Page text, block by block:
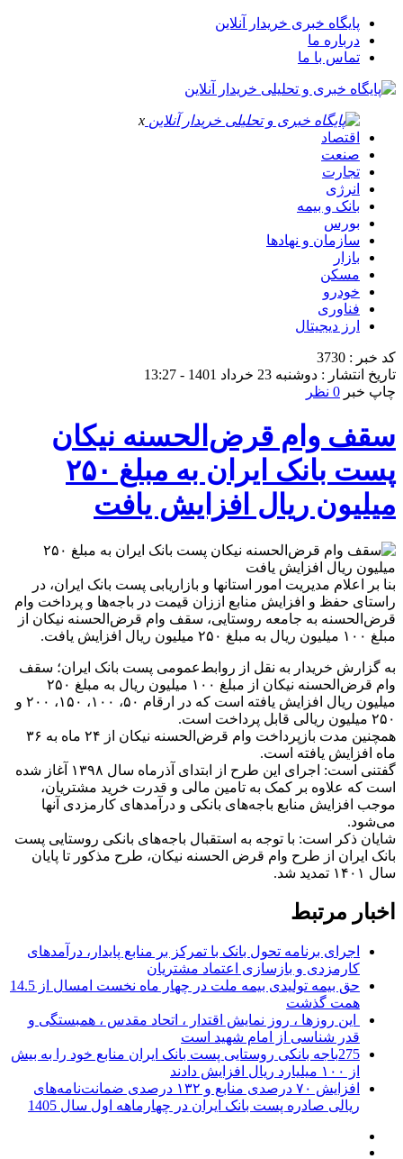
پایگاه خبری خریدار آنلاین
درباره ما
تماس با ما
x
اقتصاد
صنعت
تجارت
انرژی
بانک و بیمه
بورس
سازمان و نهادها
بازار
مسکن
خودرو
فناوری
ارز دیجیتال
کد خبر : 3730
تاریخ انتشار : دوشنبه 23 خرداد 1401 - 13:27
چاپ خبر 0 نظر
سقف وام قرض‌الحسنه نیکان
پست بانک ایران به مبلغ ۲۵۰
میلیون ریال افزایش یافت
بنا بر اعلام مدیریت امور استانها و بازاریابی پست بانک ایران، در
راستای حفظ و افزایش منابع اززان قیمت در باجه‌ها و پرداخت وام
قرض‌الحسنه به جامعه روستایی، سقف وام قرض‌الحسنه نیکان از
مبلغ ۱۰۰ میلیون ریال به مبلغ ۲۵۰ میلیون ریال افزایش یافت.
به گزارش خریدار به نقل از روابط‌عمومی پست بانک ایران؛ سقف
وام قرض‌الحسنه نیکان از مبلغ ۱۰۰ میلیون ریال به مبلغ ۲۵۰
میلیون ریال افزایش یافته است که در ارقام ۵۰، ۱۰۰، ۱۵۰، ۲۰۰ و
۲۵۰ میلیون ریالی قابل پرداخت است.
همچنین مدت بازپرداخت وام قرض‌الحسنه نیکان از ۲۴ ماه به ۳۶
ماه افزایش یافته است.
گفتنی است: اجرای این طرح از ابتدای آذرماه سال ۱۳۹۸ آغاز شده
است که علاوه بر کمک به تامین مالی و قدرت خرید مشتریان،
موجب افزایش منابع باجه‌های بانکی و درآمدهای کارمزدی آنها
می‌شود.
شایان ذکر است: با توجه به استقبال باجه‌های بانکی روستایی پست
بانک ایران از طرح وام قرض الحسنه نیکان، طرح مذكور تا پایان
سال ۱۴۰۱ تمدید شد.
اخبار مرتبط
اجرای برنامه تحول بانک با تمرکز بر منابع پایدار، درآمدهای
کارمزدی و بازسازی اعتماد مشتریان
حق بیمه تولیدی بیمه ملت در چهار ماه نخست امسال از 14.5
همت گذشت
این روزها ، روز نمایش اقتدار ، اتحاد مقدس ، همبستگی و
قدر شناسی از امام شهید است
275باجه بانکی روستایی پست بانک ایران منابع خود را به بیش
از ۱۰۰ میلیارد ریال افزایش دادند
افزایش ۷۰ درصدی منابع و ۱۳۲ درصدی ضمانت‌نامه‌های
ریالی صادره پست بانک ایران در چهارماهه اول سال 1405